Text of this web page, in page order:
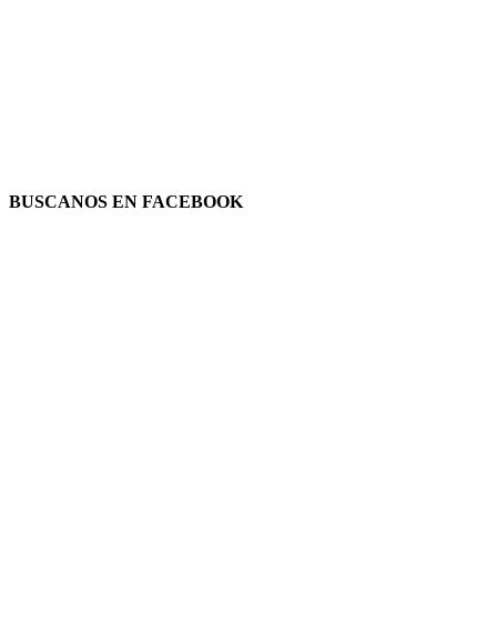
BUSCANOS EN FACEBOOK